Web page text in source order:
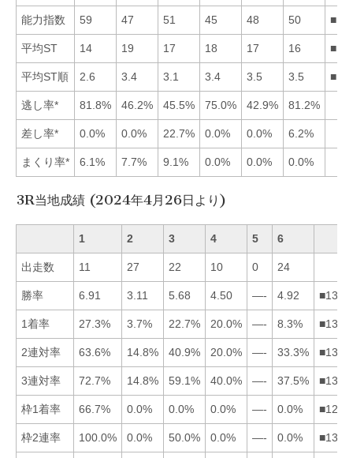
能力指数 59 47 51 45 48 50
平均ST 14 19 17 18 17 16
平均ST順 2.6 3.4 3.1 3.4 3.5 3.5
逃し率* 81.8% 46.2% 45.5% 75.0% 42.9% 81.2%
差し率* 0.0% 0.0% 22.7% 0.0% 0.0% 6.2%
まくり率* 6.1% 7.7% 9.1% 0.0% 0.0% 0.0%
3R当地成績 (2024年4月26日より)
1 2 3 4 5 6
出走数 11 27 22 10 0 24
勝率 6.91 3.11 5.68 4.50 —- 4.92
1着率 27.3% 3.7% 22.7% 20.0% —- 8.3%
2連対率 63.6% 14.8% 40.9% 20.0% —- 33.3%
3連対率 72.7% 14.8% 59.1% 40.0% —- 37.5%
枠1着率 66.7% 0.0% 0.0% 0.0% —- 0.0%
枠2連率 100.0% 0.0% 50.0% 0.0% —- 0.0%